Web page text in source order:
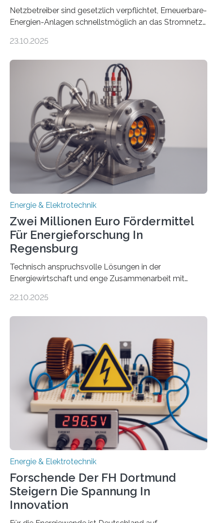
Netzbetreiber sind gesetzlich verpflichtet, Erneuerbare-
Energien-Anlagen schnellstmöglich an das Stromnetz
ermöglichen. Doch der dafür nötige Netzausbau hinkt
einem „Anschlussstau“. Die Stiftung
Umweltenergierecht hat den Rechtsrahmen in einem
neuen Bericht für die Praxis eingeordnet – inklusive der
Rolle von flexiblen Netzanschlussvereinbarungen. Der
Netzanschluss von Erneuerbare-Energien-Anlagen
(EE-Anlagen) ist entscheidend für die Energiewende.
Denn ohne Anschluss an das Netz kann kein Strom
eingespeist werden. Nach dem Erneuerbare-Energien-
Gesetz (EEG) sind Netzbetreiber…
23.10.2025
Energie & Elektrotechnik
Zwei Millionen Euro Fördermittel
Für Energieforschung In
Regensburg
Technisch anspruchsvolle Lösungen in der
Energiewirtschaft und enge Zusammenarbeit mit
neuen EU-geförderten Transfer-Projekte zu
Energietechnologien werden vom Europäischen
Sozialfonds Plus (ESF+) gefördert – mit einer
Gesamtsumme von mehr als zwei Millionen Euro.
Damit zählt die Hochschule zu den großen
Gewinnerinnen der aktuellen Förderrunde des
Bayerischen Wissenschaftsministeriums. Im
Mittelpunkt steht der direkte Wissenstransfer: Neue
wissenschaftliche Erkenntnisse sollen rasch in die
22.10.2025
Energie & Elektrotechnik
Forschende Der FH Dortmund
Steigern Die Spannung In
Innovation